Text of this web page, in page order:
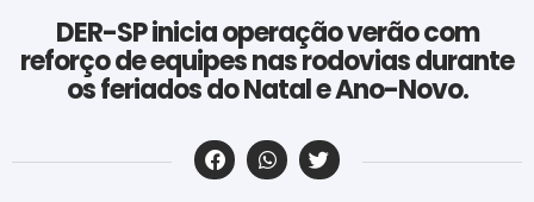
DER-SP inicia operação verão com
reforço de equipes nas rodovias durante
os feriados do Natal e Ano-Novo.
‎ ‎ ‎ ‎ ‎ ‎ ‎ ‎ ‎ ‎ ‎ ‎ ‎ ‎ ‎ ‎ ‎ ‎ ‎ ‎ ‎ ‎ ‎ ‎ ‎ ‎ ‎ ‎ ‎ ‎ ‎